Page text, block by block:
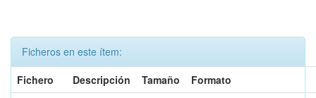
Ficheros en este ítem:
Fichero
Descripción Tamaño
Formato